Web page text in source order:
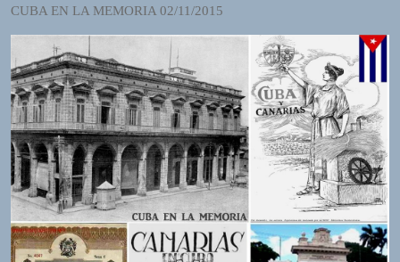
CUBA EN LA MEMORIA 02/11/2015